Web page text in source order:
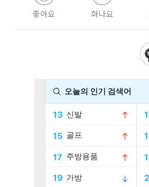
좋아요 화나요